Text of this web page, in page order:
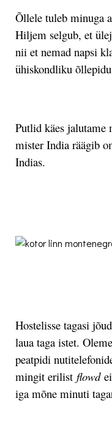
Õllele tuleb minuga
Hiljem selgub, et
nii et nemad napsi
ühiskondliku
Putlid käes jalutame
mister India räägib
Indias.
Hostelisse tagasi
laua taga istet.
peatpidi
mingit erilist flowd
iga mõne minuti